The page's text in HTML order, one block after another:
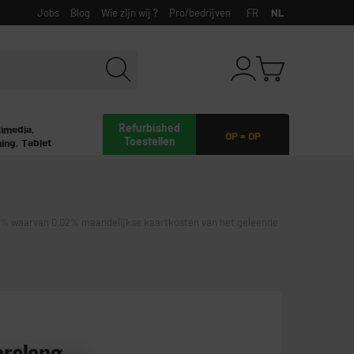
Jobs Blog Wie zijn wij ? Pro/bedrijven FR NL
OP = OP
Refurbished
Toestellen
Tablet
waarvan 0,02% maandelijkse kaartkosten van het geleende